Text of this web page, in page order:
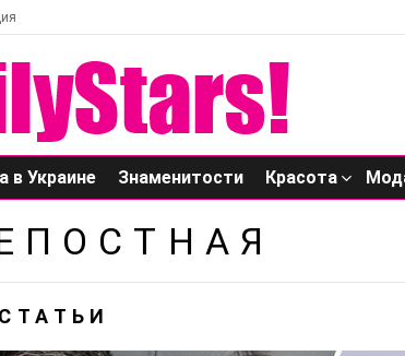
в Украине Знаменитости Красота